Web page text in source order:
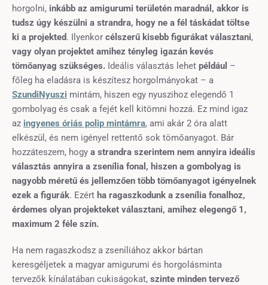
horgolni, inkább az amigurumi területén maradnál, akkor is
tudsz úgy készülni a strandra, hogy ne a fél táskádat töltse
ki a projekted. Ilyenkor célszerű kisebb figurákat választani,
vagy olyan projektet amihez tényleg igazán kevés
tömőanyag szükséges. Ideális választás lehet például –
főleg ha eladásra is készítesz horgolmányokat – a
SzundiNyuszi mintám, hiszen egy nyuszihoz elegendő 1
gombolyag és csak a fejét kell kitömni hozzá. Ez mind igaz
az ingyenes óriás polip mintámra, ami akár 2 óra alatt
elkészül, és nem igényel rettentő sok tömőanyagot. Bár
hozzáteszem, hogy a strandra szerintem nem annyira ideális
választás annyira a zsenília fonal, hiszen a gombolyag is
nagyobb méretű és jellemzően több tömőanyagot igényelnek
ezek a figurák. Ezért ha ragaszkodunk a zsenília fonalhoz,
érdemes olyan projekteket választani, amihez elegengő 1,
maximum 2 féle szín.
Ha nem ragaszkodsz a zseníliához akkor bártan
keresgéljetek a magyar amigurumi és horgolásminta
tervezők kínálatában cukiságokat, szinte minden tervező